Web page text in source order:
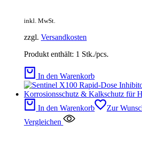
inkl. MwSt.
zzgl. Versandkosten
Produkt enthält: 1 Stk./pcs.
In den Warenkorb
In den Warenkorb
Zur
Vergleichen